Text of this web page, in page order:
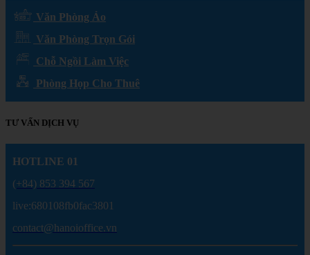
Văn Phòng Ảo
Văn Phòng Trọn Gói
Chỗ Ngồi Làm Việc
Phòng Họp Cho Thuê
TƯ VẤN DỊCH VỤ
HOTLINE 01
(+84) 853 394 567
live:680108fb0fac3801
contact@hanoioffice.vn